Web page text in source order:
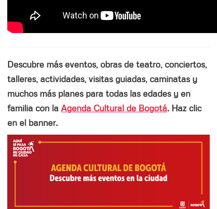
Descubre más eventos, obras de teatro, conciertos,
talleres, actividades, visitas guiadas, caminatas y
muchos más planes para todas las edades y en
familia con la Agenda Cultural de Bogotá. Haz clic
en el banner.